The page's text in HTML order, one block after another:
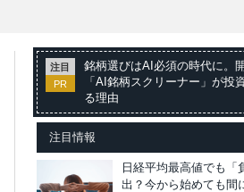
注目
PR
銘柄選びはAI必須の時代に。
「AI銘柄スクリーナー」が投
る理由
注目情報
日経平均最高値でも「
出？今から始めても間